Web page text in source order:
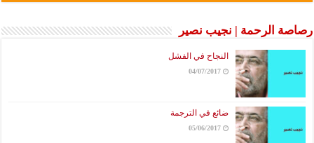
رصاصة الرحمة | نجيب نصير
النجاح في الفشل
04/07/2017
ضائع في الترجمة
05/06/2017